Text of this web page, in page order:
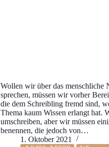
Wollen wir über das menschliche
sprechen, müssen wir vorher
die dem Schreibling fremd sind,
Thema kaum Wissen erlangt hat.
umschreiben, aber wir müssen
benennen, die jedoch von…
1. Oktober 2021